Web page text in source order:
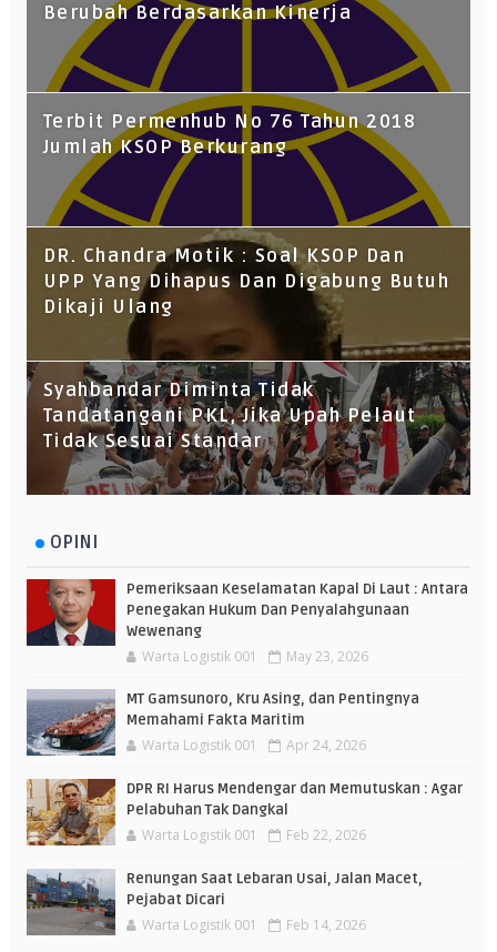
Berubah Berdasarkan Kinerja
Terbit Permenhub No 76 Tahun 2018
Jumlah KSOP Berkurang
DR. Chandra Motik : Soal KSOP Dan
UPP Yang Dihapus Dan Digabung Butuh
Dikaji Ulang
Syahbandar Diminta Tidak
Tandatangani PKL, Jika Upah Pelaut
Tidak Sesuai Standar
OPINI
Pemeriksaan Keselamatan Kapal Di Laut : Antara
Penegakan Hukum Dan Penyalahgunaan
Wewenang
Warta Logistik 001 May 23, 2026
MT Gamsunoro, Kru Asing, dan Pentingnya
Memahami Fakta Maritim
Warta Logistik 001 Apr 24, 2026
DPR RI Harus Mendengar dan Memutuskan : Agar
Pelabuhan Tak Dangkal
Warta Logistik 001 Feb 22, 2026
Renungan Saat Lebaran Usai, Jalan Macet,
Pejabat Dicari
Warta Logistik 001 Feb 14, 2026